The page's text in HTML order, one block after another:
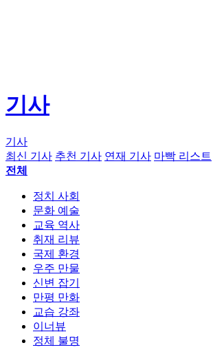
기사
기사
최신 기사 추천 기사 연재 기사 마빡 리스트
전체
정치 사회
문화 예술
교육 역사
취재 리뷰
국제 환경
우주 만물
신변 잡기
만평 만화
교습 강좌
이너뷰
정체 불명